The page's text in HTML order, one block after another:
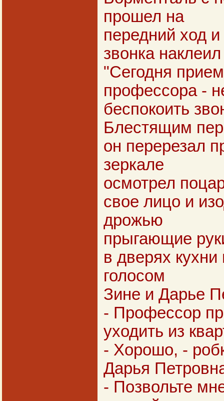
прошел на
передний ход
звонка
"Сегодня
профессора -
беспокоить
Блестящим
он перерезал
зеркале
осмотрел
свое лицо и
дрожью
прыгающие
в дверях
голосом
Зине и Дарье
- Профессор
уходить из
- Хорошо, -
Дарья
- Позвольте